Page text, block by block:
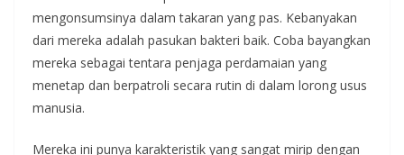
mengonsumsinya dalam takaran yang pas. Kebanyakan
dari mereka adalah pasukan bakteri baik. Coba bayangkan
mereka sebagai tentara penjaga perdamaian yang
menetap dan berpatroli secara rutin di dalam lorong usus
manusia.
Mereka ini punya karakteristik yang sangat mirip dengan